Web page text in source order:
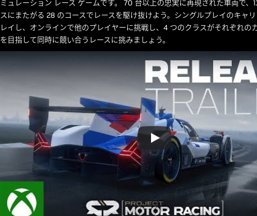
ミュレーション レース ゲームです。 70 台以上の忠実に再現された車両で、
スにまたがる 28 のコースでレースを駆け抜けよう。シングルプレイのキャ
レイし、オンラインで他のプレイヤーに挑戦し、4 つのクラスがそれぞれの
を目指して同時に競い合うレースに挑みましょう。